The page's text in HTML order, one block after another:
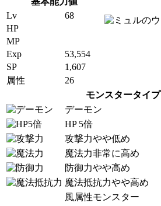
Lv
68
HP
MP
Exp
53,554
SP
1,607
属性
26
モンスタータイプ
デーモン
HP 5倍
攻撃力やや低め
魔法力非常に高め
防御力やや高め
魔法抵抗力やや高め
風属性モンスター